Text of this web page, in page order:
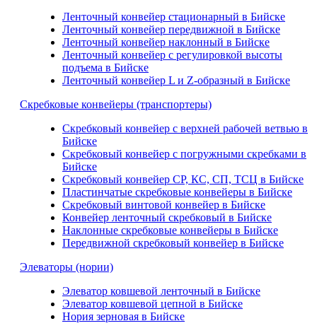
Ленточный конвейер стационарный в Бийске
Ленточный конвейер передвижной в Бийске
Ленточный конвейер наклонный в Бийске
Ленточный конвейер с регулировкой высоты
подъема в Бийске
Ленточный конвейер L и Z-образный в Бийске
Скребковые конвейеры (транспортеры)
Скребковый конвейер с верхней рабочей ветвью в
Бийске
Скребковый конвейер с погружными скребками в
Бийске
Скребковый конвейер СР, КС, СП, ТСЦ в Бийске
Пластинчатые скребковые конвейеры в Бийске
Скребковый винтовой конвейер в Бийске
Конвейер ленточный скребковый в Бийске
Наклонные скребковые конвейеры в Бийске
Передвижной скребковый конвейер в Бийске
Элеваторы (нории)
Элеватор ковшевой ленточный в Бийске
Элеватор ковшевой цепной в Бийске
Нория зерновая в Бийске